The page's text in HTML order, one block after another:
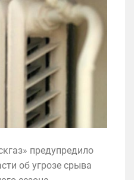
предупредило
об угрозе срыва